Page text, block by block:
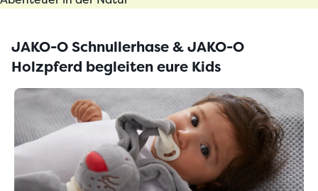
JAKO-O Schnullerhase & JAKO-O
Holzpferd begleiten eure Kids